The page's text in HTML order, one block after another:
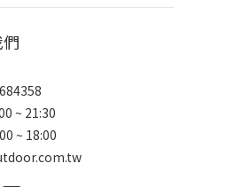
~ 21:30
~ 18:00